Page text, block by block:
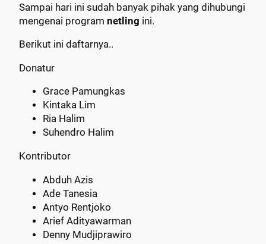
Sampai hari ini sudah banyak pihak yang dihubungi
mengenai program netling ini.
Berikut ini daftarnya..
Donatur
Grace Pamungkas
Kintaka Lim
Ria Halim
Suhendro Halim
Kontributor
Abduh Azis
Ade Tanesia
Antyo Rentjoko
Arief Adityawarman
Denny Mudjiprawiro